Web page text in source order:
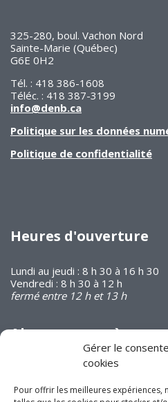
Gérer le
cookies
Pour offrir les meilleures expériences,
325-280, boul. Vachon Nord
Sainte-Marie (Québec)
G6E 0H2
Tél. : 418 386-1608
Téléc. : 418 387-3199
info@denb.ca
Politique sur les données
Politique de confidentialité
Heures d'ouverture
Lundi au jeudi : 8 h 30 à 16 h 30
Vendredi : 8 h 30 à 12 h
fermé entre 12 h et 13 h
Abonnez-vous à
notre infolettre